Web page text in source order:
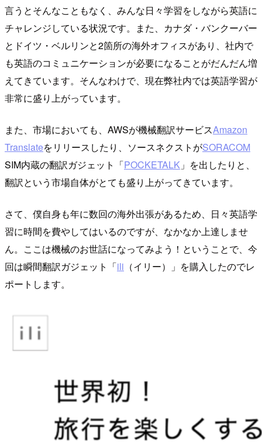
言うとそんなこともなく、みんな日々学習をしながら英語に
チャレンジしている状況です。また、カナダ・バンクーバー
とドイツ・ベルリンと2箇所の海外オフィスがあり、社内で
も英語のコミュニケーションが必要になることがだんだん増
えてきています。そんなわけで、現在弊社内では英語学習が
非常に盛り上がっています。
また、市場においても、AWSが機械翻訳サービスAmazon
Translateをリリースしたり、ソースネクストがSORACOM
SIM内蔵の翻訳ガジェット「POCKETALK 」を出したりと、
翻訳という市場自体がとても盛り上がってきています。
さて、僕自身も年に数回の海外出張があるため、日々英語学
習に時間を費やしてはいるのですが、なかなか上達しませ
ん。ここは機械のお世話になってみよう！ということで、今
回は瞬間翻訳ガジェット「ili （イリー）」を購入したのでレ
ポートします。